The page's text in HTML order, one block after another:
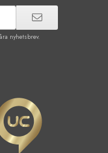
nyhetsbrev.